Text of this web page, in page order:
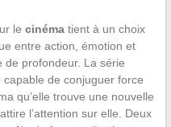
le cinématient à un choix
entre action, émotion et
de profondeur. La série
de conjuguer force
qu’elle trouve une nouvelle
l’attention sur elle. Deux